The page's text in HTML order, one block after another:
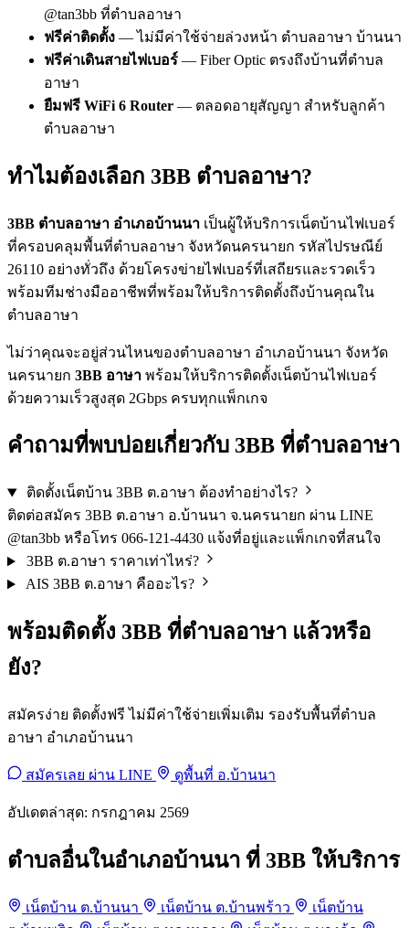
@tan3bb ที่ตำบลอาษา
ฟรีค่าติดตั้ง — ไม่มีค่าใช้จ่ายล่วงหน้า ตำบลอาษา บ้านนา
ฟรีค่าเดินสายไฟเบอร์ — Fiber Optic ตรงถึงบ้านที่ตำบล
อาษา
ยืมฟรี WiFi 6 Router — ตลอดอายุสัญญา สำหรับลูกค้า
ตำบลอาษา
ทำไมต้องเลือก 3BB ตำบลอาษา?
3BB ตำบลอาษา อำเภอบ้านนา เป็นผู้ให้บริการเน็ตบ้านไฟเบอร์
ที่ครอบคลุมพื้นที่ตำบลอาษา จังหวัดนครนายก รหัสไปรษณีย์
26110 อย่างทั่วถึง ด้วยโครงข่ายไฟเบอร์ที่เสถียรและรวดเร็ว
พร้อมทีมช่างมืออาชีพที่พร้อมให้บริการติดตั้งถึงบ้านคุณใน
ตำบลอาษา
ไม่ว่าคุณจะอยู่ส่วนไหนของตำบลอาษา อำเภอบ้านนา จังหวัด
นครนายก 3BB อาษา พร้อมให้บริการติดตั้งเน็ตบ้านไฟเบอร์
ด้วยความเร็วสูงสุด 2Gbps ครบทุกแพ็กเกจ
คำถามที่พบบ่อยเกี่ยวกับ 3BB ที่ตำบลอาษา
ติดตั้งเน็ตบ้าน 3BB ต.อาษา ต้องทำอย่างไร?
ติดต่อสมัคร 3BB ต.อาษา อ.บ้านนา จ.นครนายก ผ่าน LINE
@tan3bb หรือโทร 066-121-4430 แจ้งที่อยู่และแพ็กเกจที่สนใจ
3BB ต.อาษา ราคาเท่าไหร่?
AIS 3BB ต.อาษา คืออะไร?
พร้อมติดตั้ง 3BB ที่ตำบลอาษา แล้วหรือ
ยัง?
สมัครง่าย ติดตั้งฟรี ไม่มีค่าใช้จ่ายเพิ่มเติม รองรับพื้นที่ตำบล
อาษา อำเภอบ้านนา
สมัครเลย ผ่าน LINE ดูพื้นที่ อ.บ้านนา
อัปเดตล่าสุด: กรกฎาคม 2569
ตำบลอื่นในอำเภอบ้านนา ที่ 3BB ให้บริการ
เน็ตบ้าน ต.บ้านนา เน็ตบ้าน ต.บ้านพร้าว
เน็ตบ้าน